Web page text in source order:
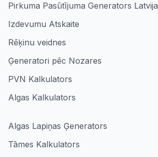
Pirkuma Pasūtījuma Generators Latvija
Izdevumu Atskaite
Rēķinu veidnes
Ģeneratori pēc Nozares
PVN Kalkulators
Algas Kalkulators
Algas Lapiņas Ģenerators
Tāmes Kalkulators